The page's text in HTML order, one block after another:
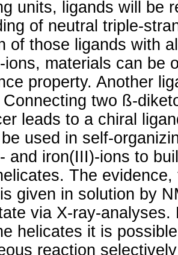
units, ligands will be
of neutral triple-
of those ligands with
ions, materials can be
property. Another
two ß-
leads to a chiral
used in self-
and iron(III)-ions to
The
given in solution by
via X-ray-analyses.
helicates it is
reaction